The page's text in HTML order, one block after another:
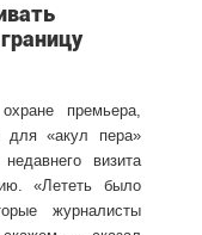
премьера,
для «акул пера»
визита
«Лететь было
журналисты